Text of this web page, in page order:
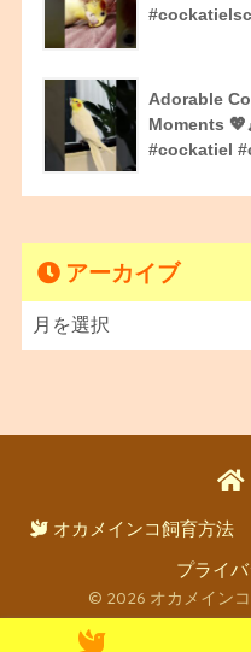
Adorable
Moments
#cockatiel
アーカイブ
オカメインコ飼育方法
プライ
© 2026 オカメイン